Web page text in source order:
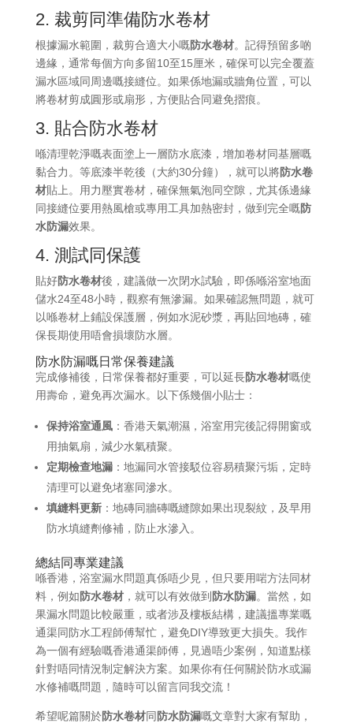
2. 裁剪同準備防水卷材
根據漏水範圍，裁剪合適大小嘅防水卷材。記得預留多啲
邊緣，通常每個方向多留10至15厘米，確保可以完全覆蓋
漏水區域同周邊嘅接縫位。如果係地漏或牆角位置，可以
將卷材剪成圓形或扇形，方便貼合同避免摺痕。
3. 貼合防水卷材
喺清理乾淨嘅表面塗上一層防水底漆，增加卷材同基層嘅
黏合力。等底漆半乾後（大約30分鐘），就可以將防水卷
材貼上。用力壓實卷材，確保無氣泡同空隙，尤其係邊緣
同接縫位要用熱風槍或專用工具加熱密封，做到完全嘅防
水防漏效果。
4. 測試同保護
貼好防水卷材後，建議做一次閉水試驗，即係喺浴室地面
儲水24至48小時，觀察有無滲漏。如果確認無問題，就可
以喺卷材上鋪設保護層，例如水泥砂漿，再貼回地磚，確
保長期使用唔會損壞防水層。
防水防漏嘅日常保養建議
完成修補後，日常保養都好重要，可以延長防水卷材嘅使
用壽命，避免再次漏水。以下係幾個小貼士：
保持浴室通風：香港天氣潮濕，浴室用完後記得開窗或
用抽氣扇，減少水氣積聚。
定期檢查地漏：地漏同水管接駁位容易積聚污垢，定時
清理可以避免堵塞同滲水。
填縫料更新：地磚同牆磚嘅縫隙如果出現裂紋，及早用
防水填縫劑修補，防止水滲入。
總結同專業建議
喺香港，浴室漏水問題真係唔少見，但只要用啱方法同材
料，例如防水卷材，就可以有效做到 防水防漏。當然，如
果漏水問題比較嚴重，或者涉及樓板結構，建議搵專業嘅
通渠同防水工程師傅幫忙，避免DIY導致更大損失。我作
為一個有經驗嘅香港通渠師傅，見過唔少案例，知道點樣
針對唔同情況制定解決方案。如果你有任何關於防水或漏
水修補嘅問題，隨時可以留言同我交流！
希望呢篇關於防水卷材同 防水防漏嘅文章對大家有幫助，